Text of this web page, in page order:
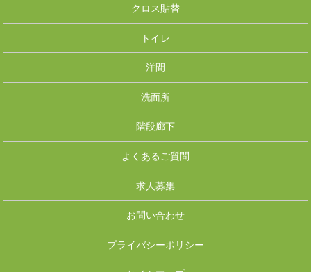
クロス貼替
トイレ
洋間
洗面所
階段廊下
よくあるご質問
求人募集
お問い合わせ
プライバシーポリシー